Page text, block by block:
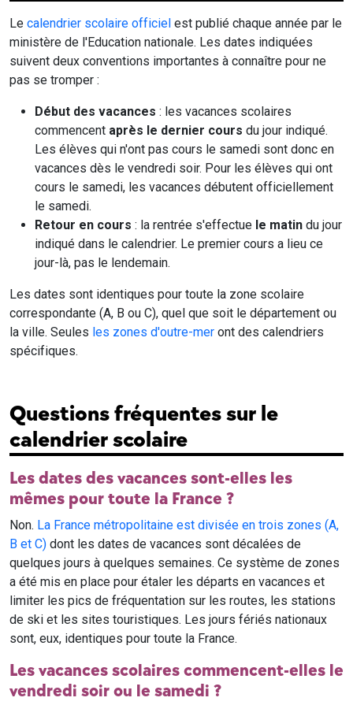
Le calendrier scolaire officiel est publié chaque année par le
ministère de l'Education nationale. Les dates indiquées
suivent deux conventions importantes à connaître pour ne
pas se tromper :
Début des vacances : les vacances scolaires
commencent après le dernier cours du jour indiqué.
Les élèves qui n'ont pas cours le samedi sont donc en
vacances dès le vendredi soir. Pour les élèves qui ont
cours le samedi, les vacances débutent officiellement
le samedi.
Retour en cours : la rentrée s'effectue le matin du jour
indiqué dans le calendrier. Le premier cours a lieu ce
jour-là, pas le lendemain.
Les dates sont identiques pour toute la zone scolaire
correspondante (A, B ou C), quel que soit le département ou
la ville. Seules les zones d'outre-mer ont des calendriers
spécifiques.
Questions fréquentes sur le
calendrier scolaire
Les dates des vacances sont-elles les
mêmes pour toute la France ?
Non. La France métropolitaine est divisée en trois zones (A,
B et C) dont les dates de vacances sont décalées de
quelques jours à quelques semaines. Ce système de zones
a été mis en place pour étaler les départs en vacances et
limiter les pics de fréquentation sur les routes, les stations
de ski et les sites touristiques. Les jours fériés nationaux
sont, eux, identiques pour toute la France.
Les vacances scolaires commencent-elles le
vendredi soir ou le samedi ?